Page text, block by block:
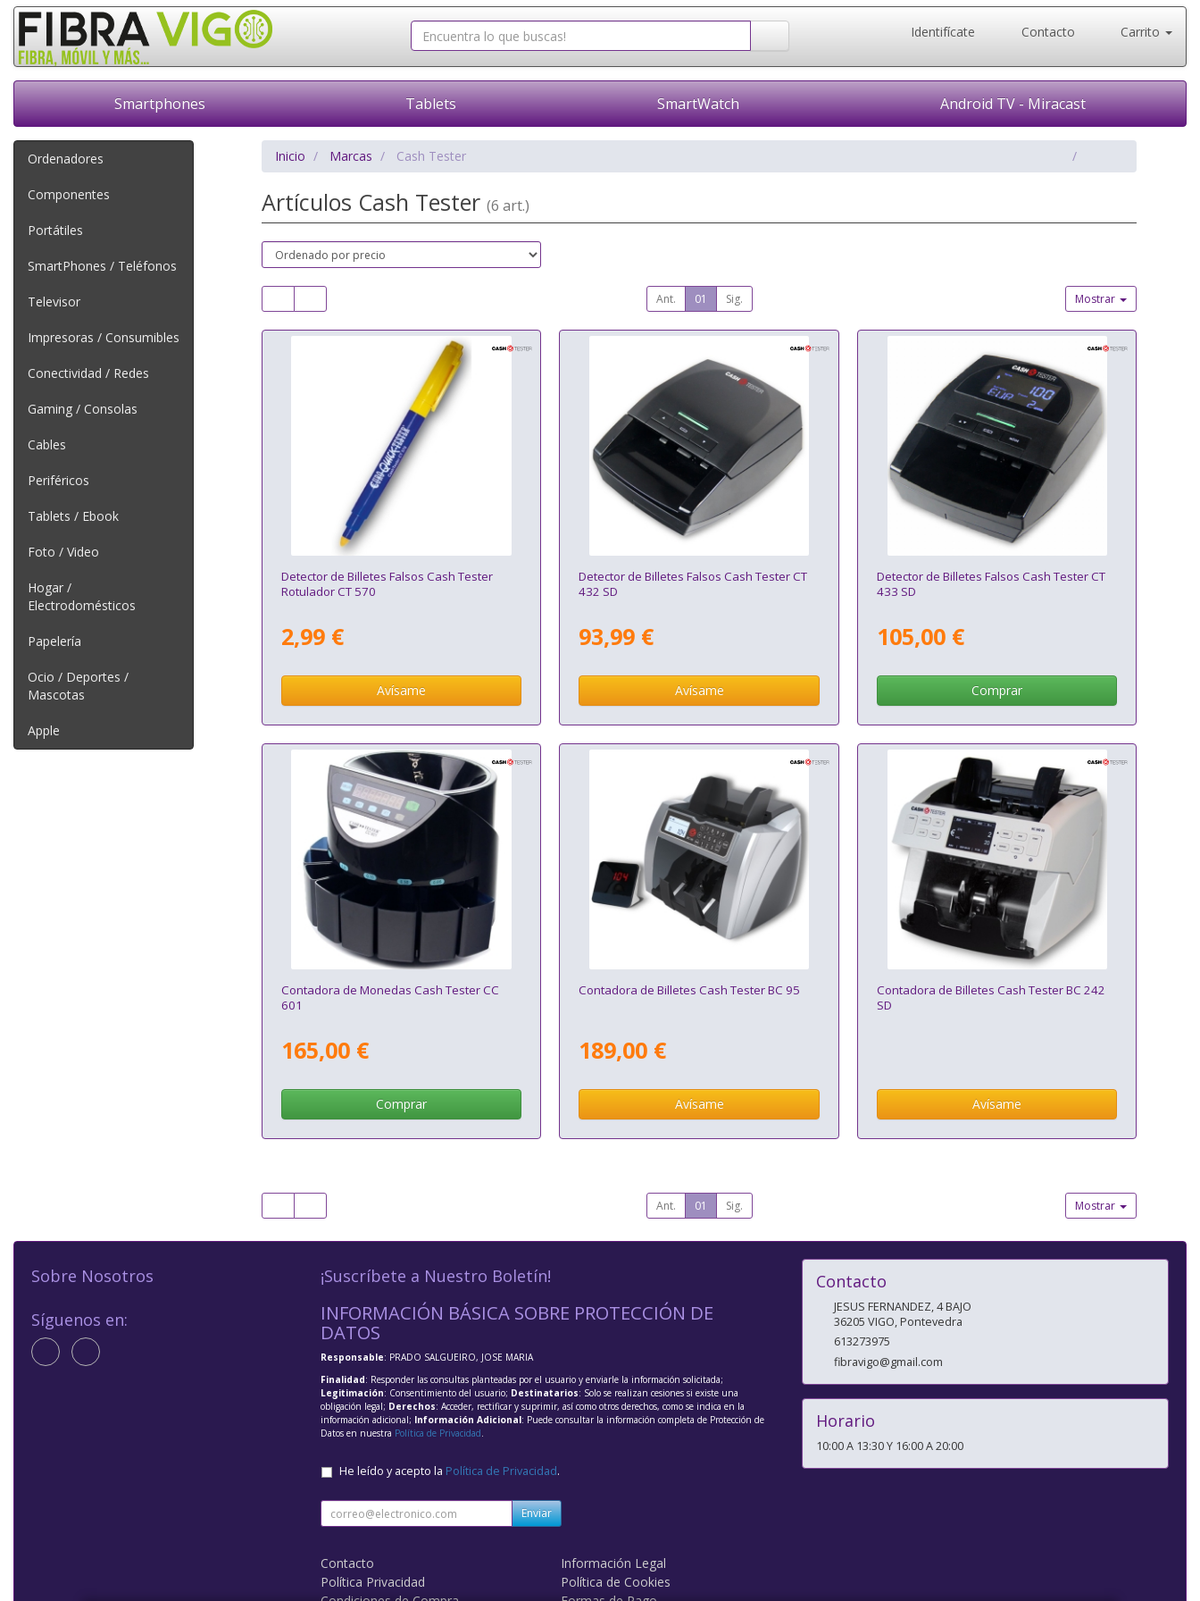
Identifícate Contacto Carrito
Smartphones Tablets SmartWatch Android TV - Miracast
Ordenadores
Componentes
Portátiles
SmartPhones / Teléfonos
Televisor
Impresoras / Consumibles
Conectividad / Redes
Gaming / Consolas
Cables
Periféricos
Tablets / Ebook
Foto / Video
Hogar /
Electrodomésticos
Papelería
Ocio / Deportes /
Mascotas
Apple
Inicio Marcas Cash Tester
Artículos Cash Tester (6 art.)
Ant. 01 Sig. Mostrar
Detector de Billetes Falsos Cash Tester
Rotulador CT 570
2,99 €
Avísame
Detector de Billetes Falsos Cash Tester CT
432 SD
93,99 €
Avísame
Detector de Billetes Falsos Cash Tester CT
433 SD
105,00 €
Comprar
Contadora de Monedas Cash Tester CC
601
165,00 €
Comprar
Contadora de Billetes Cash Tester BC 95
189,00 €
Avísame
Contadora de Billetes Cash Tester BC 242
SD
Avísame
Ant. 01 Sig. Mostrar
Sobre Nosotros
Síguenos en:
¡Suscríbete a Nuestro Boletín!
INFORMACIÓN BÁSICA SOBRE PROTECCIÓN DE
DATOS
Responsable: PRADO SALGUEIRO, JOSE MARIA
Finalidad: Responder las consultas planteadas por el usuario y enviarle la información solicitada;
Legitimación: Consentimiento del usuario; Destinatarios: Solo se realizan cesiones si existe una
obligación legal; Derechos: Acceder, rectificar y suprimir, así como otros derechos, como se indica en la
información adicional; Información Adicional: Puede consultar la información completa de Protección de
Datos en nuestra Política de Privacidad.
He leído y acepto la Política de Privacidad.
Enviar
Contacto
Información Legal
Política Privacidad
Política de Cookies
Contacto
JESUS FERNANDEZ, 4 BAJO
36205 VIGO,Pontevedra
613273975
fibravigo@gmail.com
Horario
10:00 A 13:30 Y 16:00 A 20:00